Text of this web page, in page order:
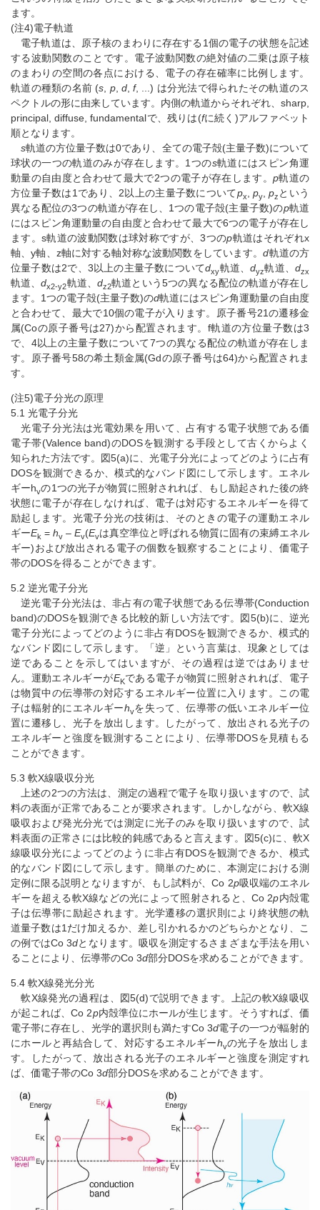
ます。
(注4)電子軌道
電子軌道は、原子核のまわりに存在する1個の電子の状態を記述
する波動関数のことです。電子波動関数の絶対値の二乗は原子核
のまわりの空間の各点における、電子の存在確率に比例します。
軌道の種類の名前 (s p, d, f, ...) は分光法で得られたその軌道のス
ペクトルの形に由来しています。内側の軌道からそれぞれ、sharp,
principal, diffuse, fundamentalで、残りは(fに続く)アルファベット
順となります。
s軌道の方位量子数は0であり、全ての電子殻(主量子数)について
球状の一つの軌道のみが存在します。1つのs軌道にはスピン角運
動量の自由度と合わせて最大で2つの電子が存在します。 p軌道の
方位量子数は1であり、2以上の主量子数についてpx py,pz という
異なる配位の3つの軌道が存在し、1つの電子殻(主量子数)のp軌道
にはスピン角運動量の自由度と合わせて最大で6つの電子が存在し
ます。s軌道の波動関数は球対称ですが、3つのp軌道はそれぞれx
軸、y軸、z軸に対する軸対称な波動関数をしています。d軌道の方
位量子数は2で、3以上の主量子数についてdxy軌道、dyz軌道、dzx
軌道、dx2-y2軌道、dz2軌道という5つの異なる配位の軌道が存在し
ます。1つの電子殻(主量子数)のd軌道にはスピン角運動量の自由度
と合わせて、最大で10個の電子が入ります。原子番号21の遷移金
属(Coの原子番号は27)から配置されます。f軌道の方位量子数は3
で、4以上の主量子数について7つの異なる配位の軌道が存在しま
す。原子番号58の希土類金属(Gdの原子番号は64)から配置されま
す。
(注5)電子分光の原理
5.1 光電子分光
光電子分光法は光電効果を用いて、占有する電子状態である価
電子帯(Valence band)のDOSを観測する手段として古くからよく
知られた方法です。図5(a)に、光電子分光によってどのように占有
DOSを観測できるか、模式的なバンド図にして示します。エネル
ギーhvの1つの光子が物質に照射されれば、もし励起された後の終
状態に電子が存在しなければ、電子は対応するエネルギーを得て
励起します。光電子分光の技術は、そのときの電子の運動エネル
ギーEk = hv – Ev(Evは真空準位と呼ばれる物質に固有の束縛エネル
ギー)および放出される電子の個数を観察することにより、価電子
帯のDOSを得ることができます。
5.2 逆光電子分光
逆光電子分光法は、非占有の電子状態である伝導帯(Conduction
band)のDOSを観測できる比較的新しい方法です。図5(b)に、逆光
電子分光によってどのように非占有DOSを観測できるか、模式的
なバンド図にして示します。「逆」という言葉は、現象としては
逆であることを示してはいますが、その過程は逆ではありませ
ん。運動エネルギーがEKである電子が物質に照射されれば、電子
は物質中の伝導帯の対応するエネルギー位置に入ります。この電
子は輻射的にエネルギーhvを失って、伝導帯の低いエネルギー位
置に遷移し、光子を放出します。したがって、放出される光子の
エネルギーと強度を観測することにより、伝導帯DOSを見積もる
ことができます。
5.3 軟X線吸収分光
上述の2つの方法は、測定の過程で電子を取り扱いますので、試
料の表面が正常であることが要求されます。しかしながら、軟X線
吸収および発光分光では測定に光子のみを取り扱いますので、試
料表面の正常さには比較的鈍感であると言えます。図5(c)に、軟X
線吸収分光によってどのように非占有DOSを観測できるか、模式
的なバンド図にして示します。簡単のために、本測定における測
定例に限る説明となりますが、もし試料が、Co 2p吸収端のエネル
ギーを超える軟X線などの光によって照射されると、Co 2p内殻電
子は伝導帯に励起されます。光学遷移の選択則により終状態の軌
道量子数は1だけ加えるか、差し引かれるかのどちらかとなり、こ
の例ではCo 3dとなります。吸収を測定するさまざまな手法を用い
ることにより、伝導帯のCo 3d部分DOSを求めることができます。
5.4 軟X線発光分光
軟X線発光の過程は、図5(d)で説明できます。上記の軟X線吸収
が起これば、Co 2p内殻準位にホールが生じます。そうすれば、価
電子帯に存在し、光学的選択則も満たすCo 3d電子の一つが輻射的
にホールと再結合して、対応するエネルギーhvの光子を放出しま
す。したがって、放出される光子のエネルギーと強度を測定すれ
ば、価電子帯のCo 3d部分DOSを求めることができます。